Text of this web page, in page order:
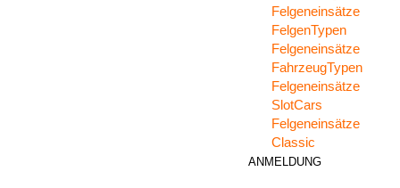
Felgeneinsätze
FelgenTypen
Felgeneinsätze
FahrzeugTypen
Felgeneinsätze
SlotCars
Felgeneinsätze
Classic
ANMELDUNG